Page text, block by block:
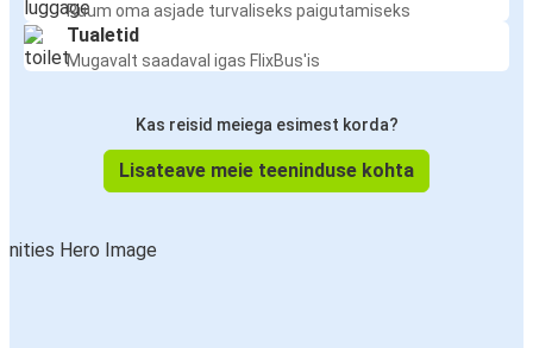
Ruum oma asjade turvaliseks paigutamiseks
Tualetid
Mugavalt saadaval igas FlixBus'is
Kas reisid meiega esimest korda?
Lisateave meie teeninduse kohta